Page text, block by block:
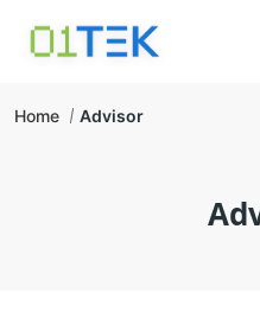
Home Advisor